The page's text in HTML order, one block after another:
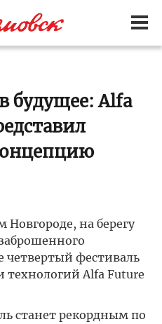
будущее: Alfa
на берегу
четвертый фестиваль
Alfa Future
станет рекордным по